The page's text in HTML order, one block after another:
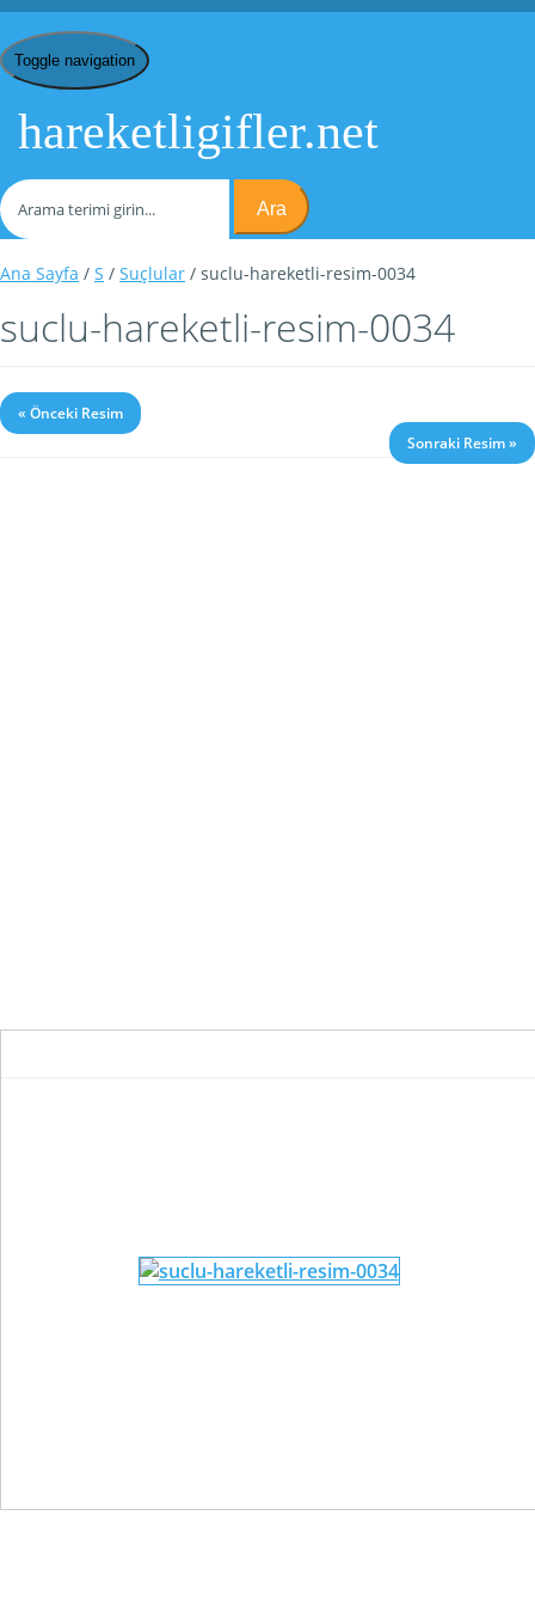
Toggle navigation
hareketligifler.net
Ara
Ana Sayfa / S / Suçlular / suclu-hareketli-resim-0034
suclu-hareketli-resim-0034
« Önceki Resim
Sonraki Resim »